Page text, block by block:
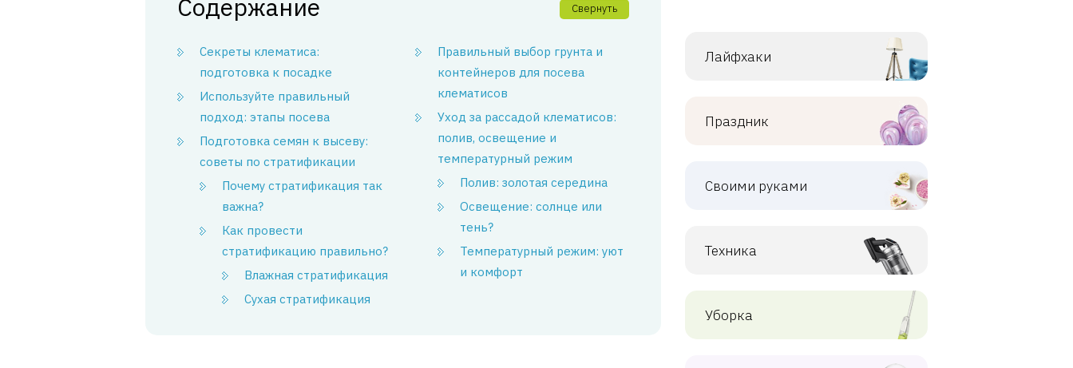
Содержание Свернуть
Секреты клематиса:
подготовка к посадке
Используйте правильный
подход: этапы посева
Подготовка семян к высеву:
советы по стратификации
Почему стратификация так
важна?
Как провести
стратификацию правильно?
Влажная стратификация
Сухая стратификация
Правильный выбор грунта и
контейнеров для посева
клематисов
Уход за рассадой клематисов:
полив, освещение и
температурный режим
Полив: золотая середина
Освещение: солнце или
тень?
Температурный режим: уют
и комфорт
Лайфхаки
Праздник
Своими руками
Техника
Уборка